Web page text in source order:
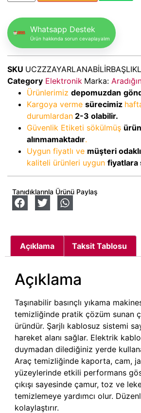
Whatsapp Destek
Ürün hakkında sorun cevaplayalım
SKU
Category Elektronik Marka:
Ürünlerimiz depomuzdan
Kargoya verme sürecimiz
durumlardan 2-3 olabilir.
Güvenlik Etiketi sökülmüş
alınmamaktadır.
Uygun fiyatlı ve müşteri odaklı
kaliteli ürünleri uygun fiyatlara
Tanıdıklarınla Ürünü Paylaş
Açıklama Taksit Tablosu
Açıklama
Taşınabilir basınçlı yıkama
temizliğinde pratik çözüm sunan
üründür. Şarjlı kablosuz sistemi
hareket alanı sağlar. Elektrik
duymadan dilediğiniz yerde
Araç temizliğinde kaporta, cam,
yüzeylerinde etkili performans
çıkışı sayesinde çamur, toz ve
temizlemeye yardımcı olur.
kolaylaştırır.